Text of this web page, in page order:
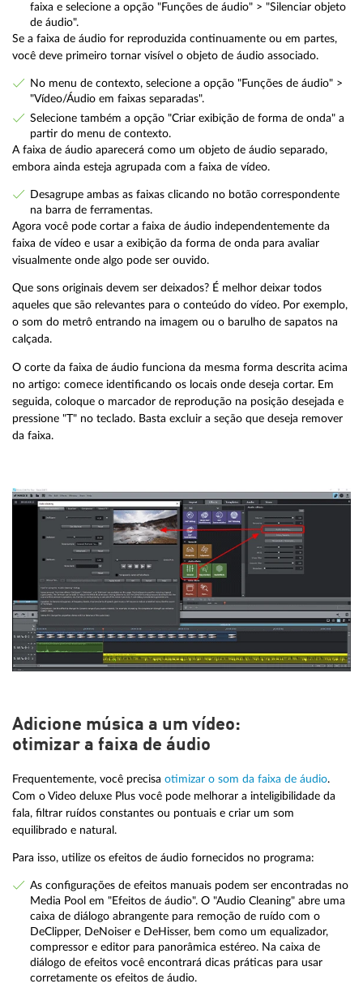
faixa e selecione a opção "Funções de áudio" > "Silenciar objeto
de áudio".
Se a faixa de áudio for reproduzida continuamente ou em partes,
você deve primeiro tornar visível o objeto de áudio associado.
No menu de contexto, selecione a opção "Funções de áudio" >
"Vídeo/Áudio em faixas separadas".
Selecione também a opção "Criar exibição de forma de onda" a
partir do menu de contexto.
A faixa de áudio aparecerá como um objeto de áudio separado,
embora ainda esteja agrupada com a faixa de vídeo.
Desagrupe ambas as faixas clicando no botão correspondente
na barra de ferramentas.
Agora você pode cortar a faixa de áudio independentemente da
faixa de vídeo e usar a exibição da forma de onda para avaliar
visualmente onde algo pode ser ouvido.
Que sons originais devem ser deixados? É melhor deixar todos
aqueles que são relevantes para o conteúdo do vídeo. Por exemplo,
o som do metrô entrando na imagem ou o barulho de sapatos na
calçada.
O corte da faixa de áudio funciona da mesma forma descrita acima
no artigo: comece identificando os locais onde deseja cortar. Em
seguida, coloque o marcador de reprodução na posição desejada e
pressione "T" no teclado. Basta excluir a seção que deseja remover
da faixa.
Adicione música a um vídeo:
otimizar a faixa de áudio
Frequentemente, você precisa otimizar o som da faixa de áudio.
Com o Video deluxe Plus você pode melhorar a inteligibilidade da
fala, filtrar ruídos constantes ou pontuais e criar um som
equilibrado e natural.
Para isso, utilize os efeitos de áudio fornecidos no programa:
As configurações de efeitos manuais podem ser encontradas no
Media Pool em "Efeitos de áudio". O "Audio Cleaning" abre uma
caixa de diálogo abrangente para remoção de ruído com o
DeClipper, DeNoiser e DeHisser, bem como um equalizador,
compressor e editor para panorâmica estéreo. Na caixa de
diálogo de efeitos você encontrará dicas práticas para usar
corretamente os efeitos de áudio.